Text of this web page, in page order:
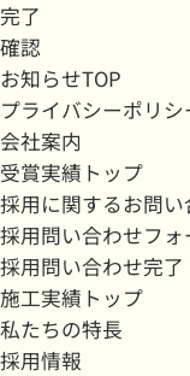
完了
確認
お知らせTOP
プライバシーポリシ
会社案内
受賞実績トップ
採用に関するお問い
採用問い合わせフ
採用問い合わせ完了
施工実績トップ
私たちの特長
採用情報